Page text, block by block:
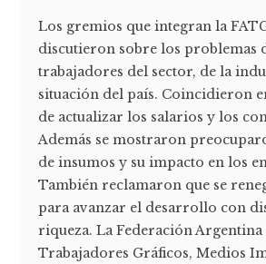
Los gremios que integran la
discutieron sobre los problemas
trabajadores del sector, de la
situación del país. Coincidieron
de actualizar los salarios y los
Además se mostraron
de insumos y su impacto en los
También reclamaron que se
para avanzar el desarrollo con
riqueza. La Federación Argentina
Trabajadores Gráficos, Medios